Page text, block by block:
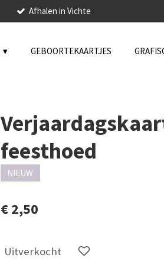
Afhalen in Vichte
GEBOORTEKAARTJES
feesthoed
NIEUW
€ 2,50
Uitverkocht